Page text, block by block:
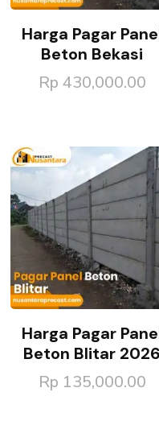
Harga Pagar
Beton Bekasi
Rp 430,000.00
Harga Pagar
Beton Blitar 2026
Rp 135,000.00